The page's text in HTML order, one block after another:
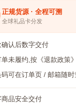
正规货源 · 全程可溯
全球礼品卡分发
确认后数字交付
单未履约,按《退款政策
码可在订单页 / 邮箱随
商品安全交付